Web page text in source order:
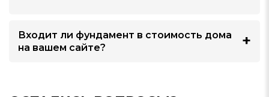
Входит ли фундамент в стоимость дома
на вашем сайте?